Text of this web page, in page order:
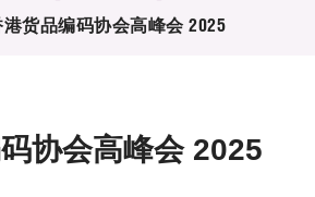
划
港货品编码协会高峰会 2025
协会高峰会 2025